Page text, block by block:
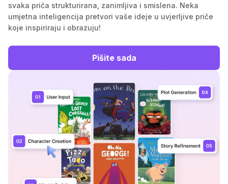
svaka priča strukturirana, zanimljiva i smislena. Neka
umjetna inteligencija pretvori vaše ideje u uvjerljive priče
koje inspiriraju i obrazuju!
Pišite sada